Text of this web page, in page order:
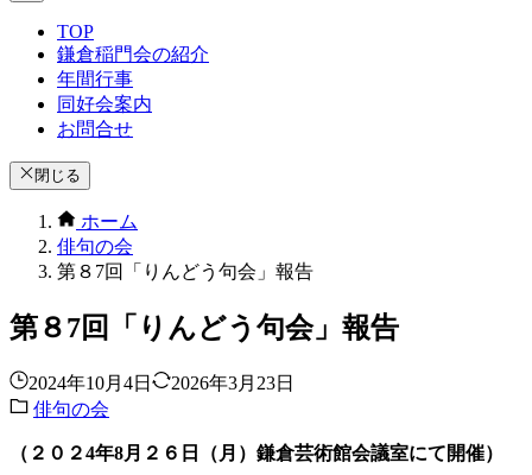
TOP
鎌倉稲門会の紹介
年間行事
同好会案内
お問合せ
閉じる
ホーム
俳句の会
第８7回「りんどう句会」報告
第８7回「りんどう句会」報告
2024年10月4日
2026年3月23日
俳句の会
（２０２4年8月２６日（月）鎌倉芸術館会議室にて開催）